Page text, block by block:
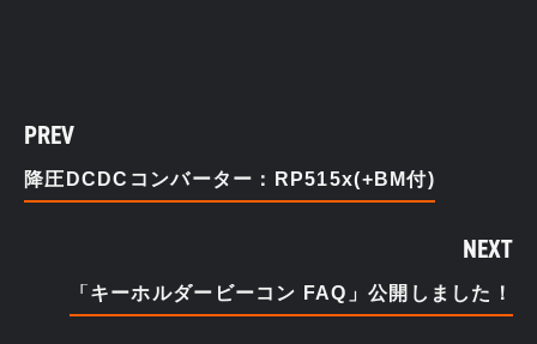
PREV
降圧DCDCコンバーター：RP515x(+BM付)
NEXT
「キーホルダービーコン FAQ」公開しました！